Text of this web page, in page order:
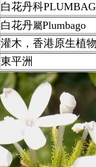
白花丹科
白花丹屬Plumbago
灌木，香港原生植物
東平洲